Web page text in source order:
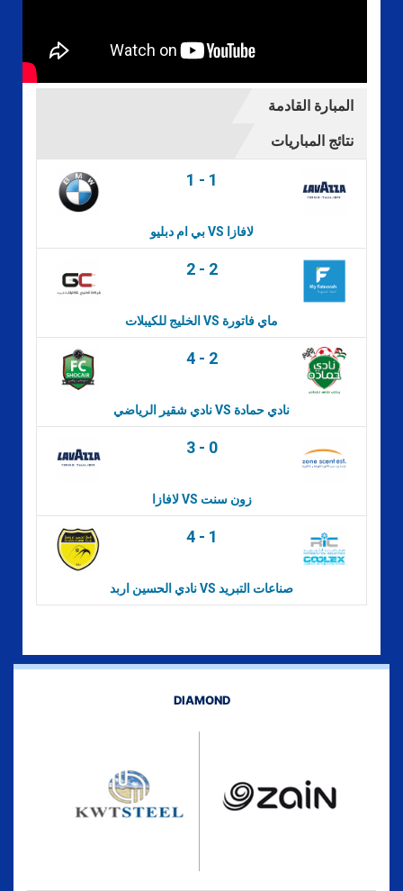
المبارة القادمة
نتائج المباريات
1 - 1
بي ام دبليو VS لافازا
2- 2
الخليج للكيبلات VS ماي فاتورة
4- 2
نادي شقير الرياضي VS نادي حمادة
3- 0
لافازا VS زون سنت
4- 1
نادي الحسين اربد VS صناعات التبريد
DIAMOND